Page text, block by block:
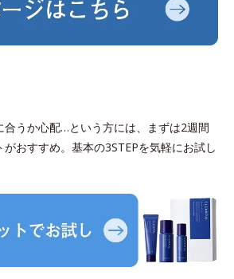
合うか心配…という方には、まずは2週間
おすすめ。基本の3STEPを気軽にお試し